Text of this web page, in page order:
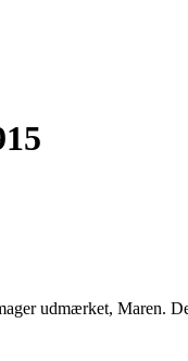
udmærket, Maren.